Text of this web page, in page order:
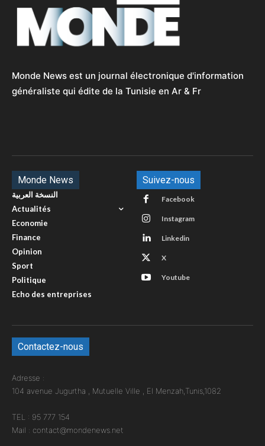
Monde News est un journal électronique d'information
généraliste qui édite de la Tunisie en Ar & Fr
Monde News
النسخة العربية
Actualités
Economie
Finance
Opinion
Sport
Politique
Echo des entreprises
Suivez-nous
Facebook
Instagram
Linkedin
X
Youtube
Contactez-nous
Adresse :
104 avenue Jugurtha , Mutuelle Ville , El Menzah,Tunis,1082
TEL : 95 777 154
Mail : contact@mondenews.net